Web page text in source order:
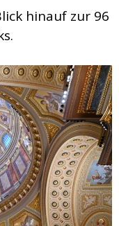
hinauf zur 96